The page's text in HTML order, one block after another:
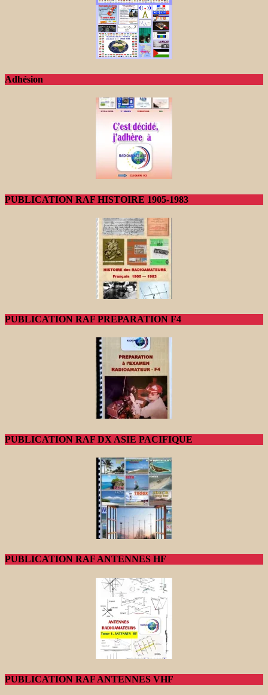
Adhésion
PUBLICATION RAF HISTOIRE 1905-1983
PUBLICATION RAF PREPARATION F4
PUBLICATION RAF DX ASIE PACIFIQUE
PUBLICATION RAF ANTENNES HF
PUBLICATION RAF ANTENNES VHF